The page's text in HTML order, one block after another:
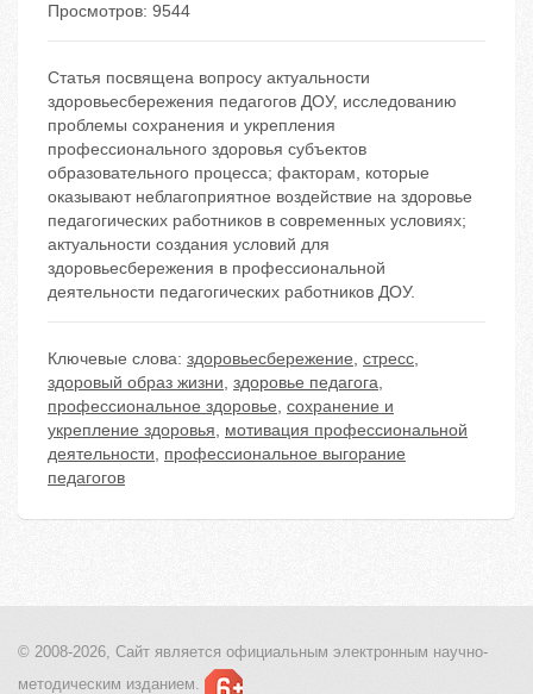
Просмотров: 9544
Статья посвящена вопросу актуальности
здоровьесбережения педагогов ДОУ, исследованию
проблемы сохранения и укрепления
профессионального здоровья субъектов
образовательного процесса; факторам, которые
оказывают неблагоприятное воздействие на здоровье
педагогических работников в современных условиях;
актуальности создания условий для
здоровьесбережения в профессиональной
деятельности педагогических работников ДОУ.
Ключевые слова: здоровьесбережение, стресс,
здоровый образ жизни, здоровье педагога,
профессиональное здоровье, сохранение и
укрепление здоровья, мотивация профессиональной
деятельности, профессиональное выгорание
педагогов
© 2008-2026, Сайт является официальным электронным научно-
методическим изданием.